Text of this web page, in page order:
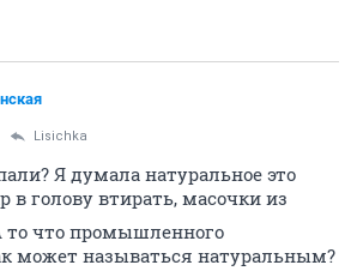
Lisichka
Я думала натуральное это
в голову втирать, масочки из
то что промышленного
может называться натуральным?